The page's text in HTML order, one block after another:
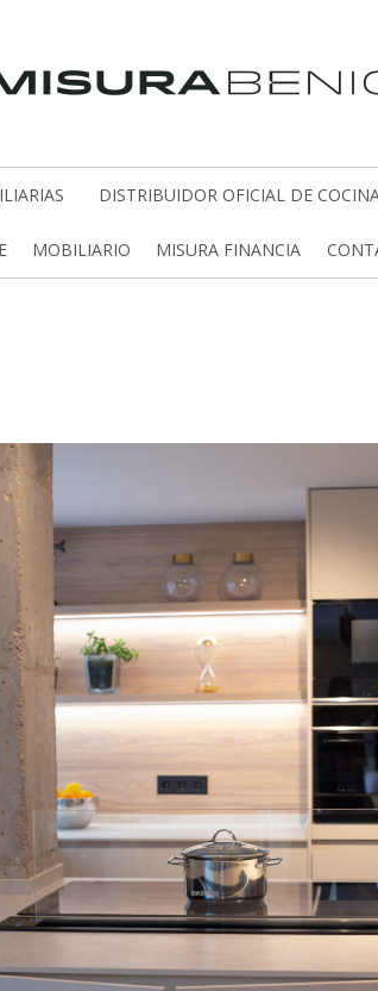
DISTRIBUIDOR OFICIAL DE
MOBILIARIO MISURA FINANCIA